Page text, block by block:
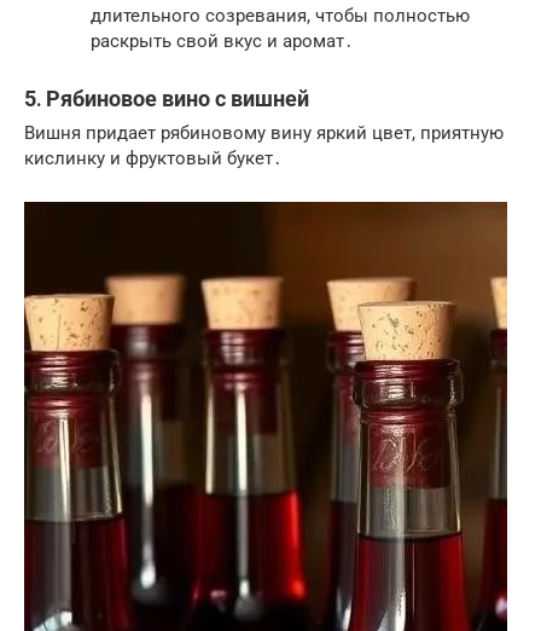
длительного созревания, чтобы полностью
раскрыть свой вкус и аромат․
5․ Рябиновое вино с вишней
Вишня придает рябиновому вину яркий цвет, приятную
кислинку и фруктовый букет․